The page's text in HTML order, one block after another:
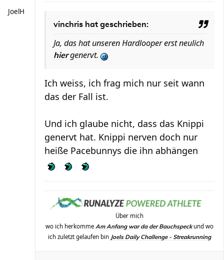
JoelH
vinchris hat geschrieben:
Ja, das hat unseren Hardlooper erst neulich
hiergenervt.
Ich weiss, ich frag mich nur seit wann
das der Fall ist.
Und ich glaube nicht, dass das Knippi
genervt hat. Knippi nerven doch nur
heiße Pacebunnys die ihn abhängen
Über mich
wo ich herkomme Am Anfang war da der Bauchspeckund wo
ich zuletzt gelaufen bin Joels Daily Challenge - Streakrunning